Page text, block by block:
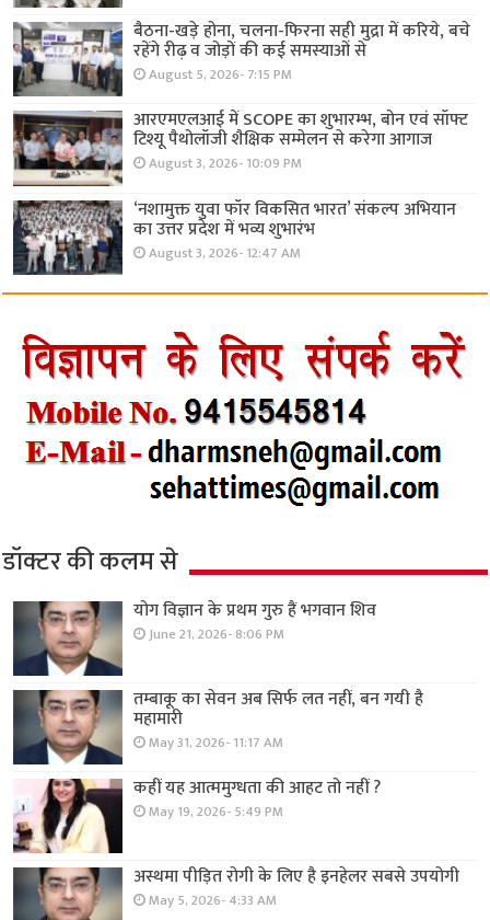
बैठना-खड़े होना, चलना-फिरना सही मुद्रा में करिये, बचे
रहेंगे रीढ़ व जोड़ों की कई समस्याओं से
August 5, 2026- 7:15 PM
आरएमएलआई में SCOPE का शुभारम्भ, बोन एवं सॉफ्ट
टिश्यू पैथोलॉजी शैक्षिक सम्मेलन से करेगा आगाज
August 3, 2026- 10:09 PM
‘नशामुक्त युवा फॉर विकसित भारत’ संकल्प अभियान
का उत्तर प्रदेश में भव्य शुभारंभ
August 3, 2026- 12:47 AM
डॉक्टर की कलम से
योग विज्ञान के प्रथम गुरु हैं भगवान शिव
June 21, 2026- 8:06 PM
तम्बाकू का सेवन अब सिर्फ लत नहीं, बन गयी है
महामारी
May 31, 2026- 11:17 AM
कहीं यह आत्ममुग्धता की आहट तो नहीं ?
May 19, 2026- 5:49 PM
अस्थमा पीड़ित रोगी के लिए है इनहेलर सबसे उपयोगी
May 5, 2026- 4:33 AM